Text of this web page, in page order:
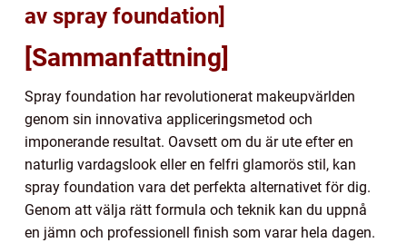
av spray foundation]
[Sammanfattning]
Spray foundation har revolutionerat makeupvärlden
genom sin innovativa appliceringsmetod och
imponerande resultat. Oavsett om du är ute efter en
naturlig vardagslook eller en felfri glamorös stil, kan
spray foundation vara det perfekta alternativet för dig.
Genom att välja rätt formula och teknik kan du uppnå
en jämn och professionell finish som varar hela dagen.